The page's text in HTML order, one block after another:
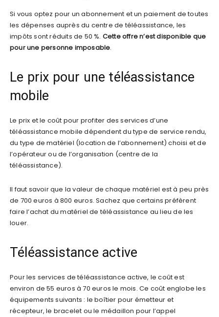
Si vous optez pour un abonnement et un paiement de toutes
les dépenses auprès du centre de téléassistance, les
impôts sont réduits de 50 %. Cette offre n’est disponible que
pour une personne imposable.
Le prix pour une téléassistance
mobile
Le prix et le coût pour profiter des services d’une
téléassistance mobile dépendent du type de service rendu,
du type de matériel (location de l’abonnement) choisi et de
l’opérateur ou de l’organisation (centre de la
téléassistance).
Il faut savoir que la valeur de chaque matériel est à peu près
de 700 euros à 800 euros. Sachez que certains préfèrent
faire l’achat du matériel de téléassistance au lieu de les
louer.
Téléassistance active
Pour les services de téléassistance active, le coût est
environ de 55 euros à 70 euros le mois. Ce coût englobe les
équipements suivants : le boîtier pour émetteur et
récepteur, le bracelet ou le médaillon pour l’appel